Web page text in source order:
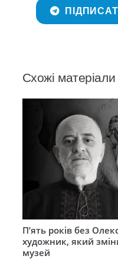
Схожі матеріали
П’ять років без
художник, який
музей